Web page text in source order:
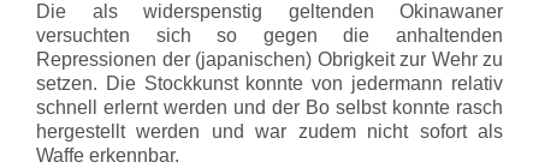
Die als widerspenstig geltenden Okinawaner
versuchten sich so gegen die anhaltenden
Repressionen der (japanischen) Obrigkeit zur Wehr zu
setzen. Die Stockkunst konnte von jedermann relativ
schnell erlernt werden und der Bo selbst konnte rasch
hergestellt werden und war zudem nicht sofort als
Waffe erkennbar.